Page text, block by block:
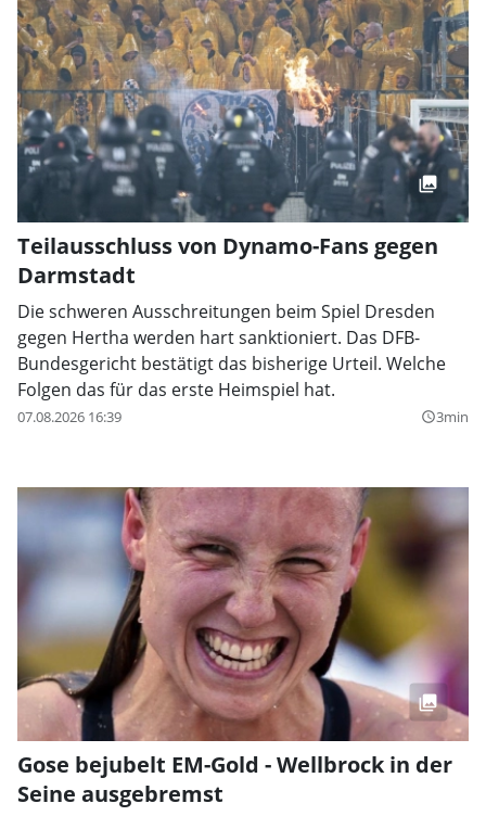
Teilausschluss von Dynamo-Fans gegen
Darmstadt
Die schweren Ausschreitungen beim Spiel Dresden
gegen Hertha werden hart sanktioniert. Das DFB-
Bundesgericht bestätigt das bisherige Urteil. Welche
Folgen das für das erste Heimspiel hat.
07.08.2026 16:39 query_builder3min
Gose bejubelt EM-Gold - Wellbrock in der
Seine ausgebremst